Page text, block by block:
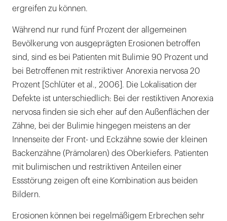
ergreifen zu können.
Während nur rund fünf Prozent der allgemeinen
Bevölkerung von ausgeprägten Erosionen betroffen
sind, sind es bei Patienten mit Bulimie 90 Prozent und
bei Betroffenen mit restriktiver Anorexia nervosa 20
Prozent [Schlüter et al., 2006]. Die Lokalisation der
Defekte ist unterschiedlich: Bei der restiktiven Anorexia
nervosa finden sie sich eher auf den Außenflächen der
Zähne, bei der Bulimie hingegen meistens an der
Innenseite der Front- und Eckzähne sowie der kleinen
Backenzähne (Prämolaren) des Oberkiefers. Patienten
mit bulimischen und restriktiven Anteilen einer
Essstörung zeigen oft eine Kombination aus beiden
Bildern.
Erosionen können bei regelmäßigem Erbrechen sehr